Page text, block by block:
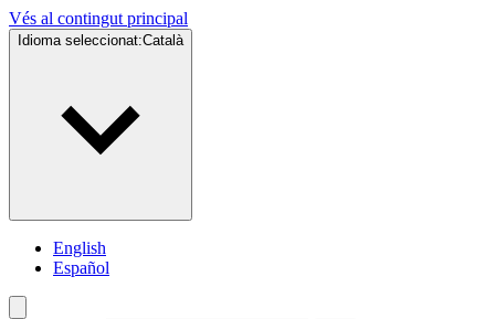
Vés al contingut principal
Idioma seleccionat:Català
English
Español